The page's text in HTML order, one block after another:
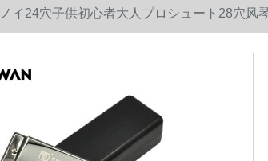
イ24穴子供初心者大人プロシュート28穴风